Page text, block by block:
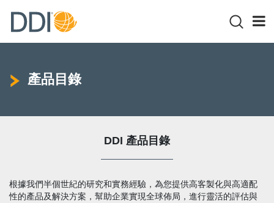
產品目錄
DDI 產品目錄
根據我們半個世紀的研究和實務經驗，為您提供高客製化與高適配
性的產品及解決方案，幫助企業實現全球佈局，進行靈活的評估與